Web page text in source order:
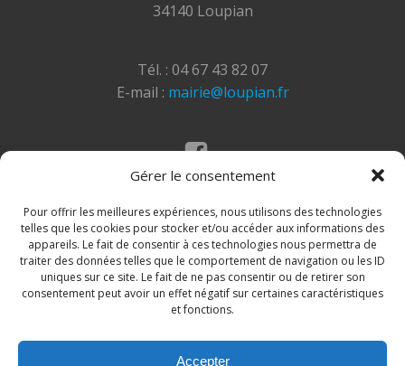
Gérer le consentement
Pour offrir les meilleures expériences, nous utilisons des technologies
telles que les cookies pour stocker et/ou accéder aux informations des
appareils. Le fait de consentir à ces technologies nous permettra de
traiter des données telles que le comportement de navigation ou les ID
uniques sur ce site. Le fait de ne pas consentir ou de retirer son
consentement peut avoir un effet négatif sur certaines caractéristiques
et fonctions.
Accepter
34140 Loupian
Tél. : 04 67 43 82 07
E-mail : mairie@loupian.fr